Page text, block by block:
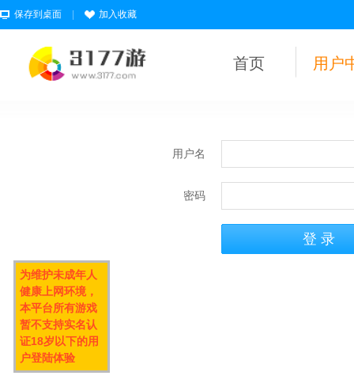
保存到桌面 加入收藏
首页 用户
用户名
密码
为维护未成年人
健康上网环境，
本平台所有游戏
暂不支持实名认
证18岁以下的用
户登陆体验